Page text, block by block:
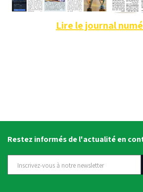
Lire le journal
Restez informés de l'actualité en